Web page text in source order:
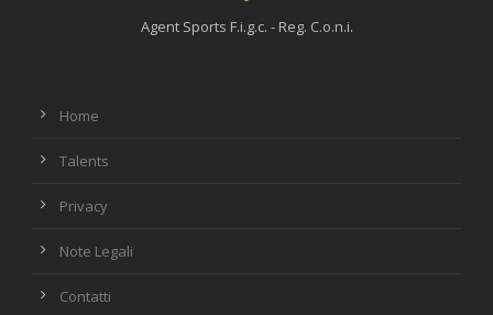
Agent Sports F.i.g.c. - Reg. C.o.n.i.
Home
Talents
Privacy
Note Legali
Contatti